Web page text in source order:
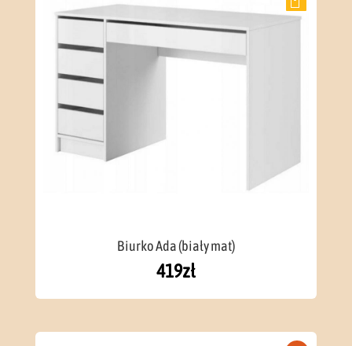
Biurko Ada (biały mat)
419zł